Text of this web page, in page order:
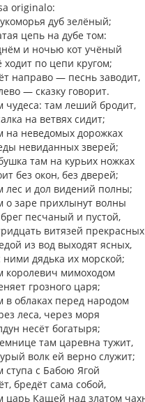
originalo:
дуб зелёный;
цепь на дубе том:
и ночью кот учёный
ходит по цепи кругом;
направо — песнь заводит,
— сказку говорит.
чудеса: там леший бродит,
на ветвях сидит;
на неведомых дорожках
невиданных зверей;
там на курьих ножках
без окон, без дверей;
лес и дол видений полны;
о заре прихлынут волны
песчаный и пустой,
витязей прекрасных
из вод выходят ясных,
ними дядька их морской;
королевич мимоходом
грозного царя;
в облаках перед народом
леса, через моря
несёт богатыря;
там царевна тужит,
волк ей верно служит;
ступа с Бабою Ягой
бредёт сама собой,
царь Кащей над златом